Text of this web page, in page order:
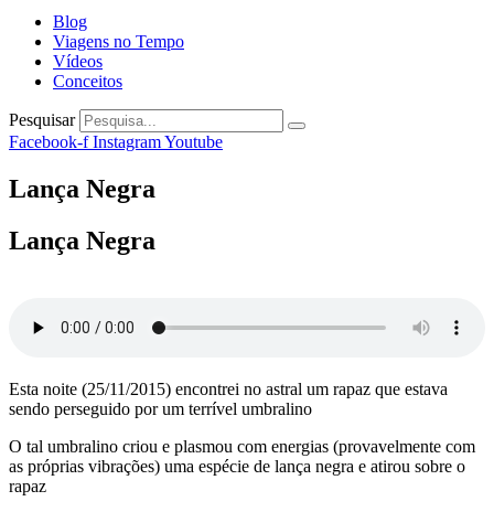
Blog
Viagens no Tempo
Vídeos
Conceitos
Pesquisar
Facebook-f InstagramYoutube
Lança Negra
Lança Negra
Esta noite (25/11/2015) encontrei no astral um rapaz que estava
sendo perseguido por um terrível umbralino
O tal umbralino criou e plasmou com energias (provavelmente com
as próprias vibrações) uma espécie de lança negra e atirou sobre o
rapaz